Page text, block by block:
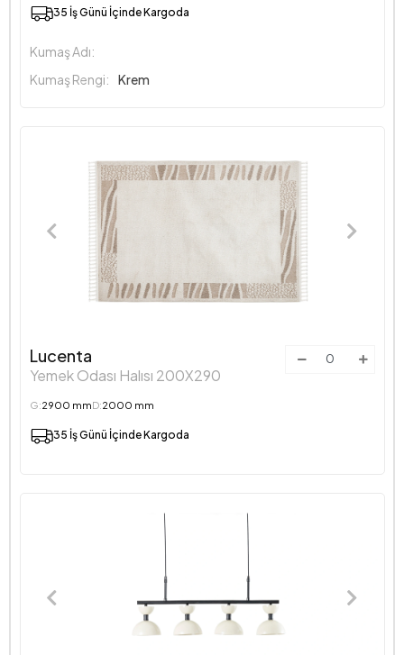
35 İş Günü İçinde Kargoda
Kumaş Adı:
Kumaş Rengi:
Krem
Lucenta
Yemek Odası Halısı 200X290
G:2900 mmD:2000 mm
35 İş Günü İçinde Kargoda